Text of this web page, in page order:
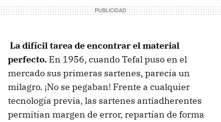
La difícil tarea de encontrar el material
perfecto. En 1956, cuando Tefal puso en el
mercado sus primeras sartenes, parecía un
milagro. ¡No se pegaban! Frente a cualquier
tecnología previa, las sartenes antiadherentes
permitían margen de error, repartían de forma